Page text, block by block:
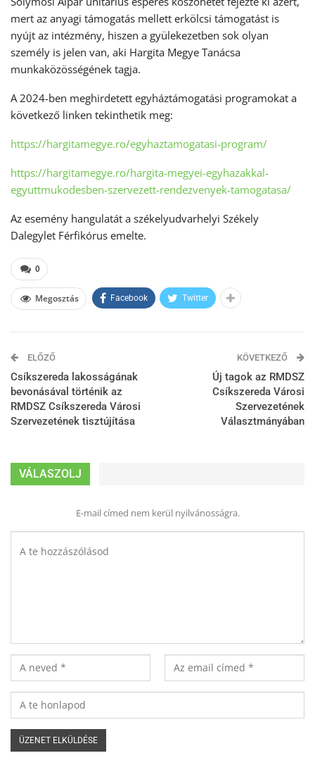
mert az anyagi támogatás mellett erkölcsi támogatást is
nyújt az intézmény, hiszen a gyülekezetben sok olyan
személy is jelen van, aki Hargita Megye Tanácsa
munkaközösségének tagja.
A 2024-ben meghirdetett egyháztámogatási programokat a
következő linken tekinthetik meg:
https://hargitamegye.ro/egyhaztamogatasi-program/
https://hargitamegye.ro/hargita-megyei-egyhazakkal-
egyuttmukodesben-szervezett-rendezvenyek-tamogatasa/
Az esemény hangulatát a székelyudvarhelyi Székely
Dalegylet Férfikórus emelte.
0
Megosztás Facebook Twitter
ELŐZŐ
Csíkszereda lakosságának
bevonásával történik az
RMDSZ Csíkszereda Városi
Szervezetének tisztújítása
KÖVETKEZŐ
Új tagok az RMDSZ
Csíkszereda Városi
Szervezetének
Választmányában
VÁLASZOLJ
E-mail címed nem kerül nyilvánosságra.